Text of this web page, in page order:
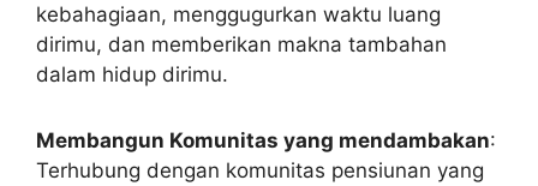
kebahagiaan, menggugurkan waktu luang
dirimu, dan memberikan makna tambahan
dalam hidup dirimu.
Membangun Komunitas yang mendambakan:
Terhubung dengan komunitas pensiunan yang